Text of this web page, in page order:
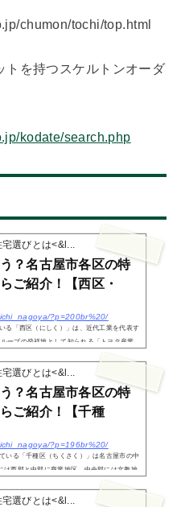
chumon/tochi/top.html
トを持つスケルトンオーダ
kodate/search.php
選びとは<&l...
？名古屋市各区の特
ご紹介！【西区・
?p=200br%20/
る「西区（にしく）」は、近代工業を代表す
ープの発祥地として知られる「トヨタ産業
村グループの発祥地として知られる「ノリ
選びとは<&l...
？名古屋市各区の特
ご紹介！【千種
?p=196br%20/
いる「千種区（ちくさく）」は名古屋市の中
は西部と中部に商業地区、中央部には文教地
となっています。千種区の中央部にある池
選びとは<&l...